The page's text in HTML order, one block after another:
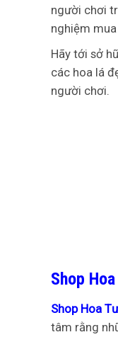
người chơi
nghiệm
Hãy tới sở
các hoa lá
người chơi.
Shop
Shop Hoa
tâm rằng